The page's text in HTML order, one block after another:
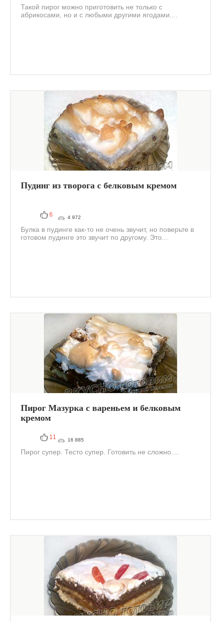
Такой пирог можно приготовить не только с
абрикосами, но и с любыми другими ягодами....
Пудинг из творога с белковым кремом
6 4 972
Булка в пудинге как-то не очень звучит, но поверьте в
готовом пудинге это звучит по другому. Это...
Пирог Мазурка с вареньем и белковым
кремом
11 16 885
Пирог супер. Тесто супер. Готовить не сложно....